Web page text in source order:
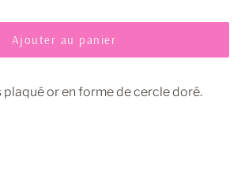
Ajouter au panier
or en forme de cercle doré.